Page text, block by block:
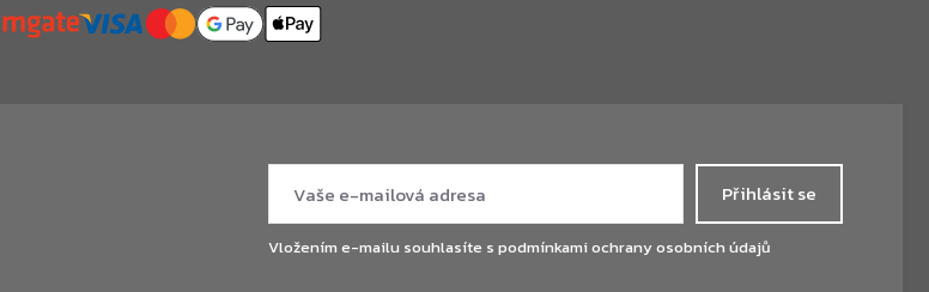
Přihlásit se
Vložením e-mailu souhlasíte s podmínkami ochrany osobních údajů